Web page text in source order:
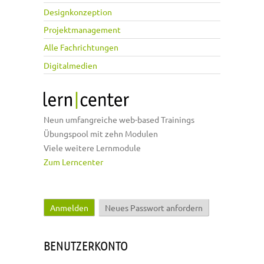
Designkonzeption
Projektmanagement
Alle Fachrichtungen
Digitalmedien
Neun umfangreiche web-based Trainings
Übungspool mit zehn Modulen
Viele weitere Lernmodule
Zum Lerncenter
Haupt-Reiter
Anmelden (aktiver Reiter)
Neues Passwort anfordern
BENUTZERKONTO